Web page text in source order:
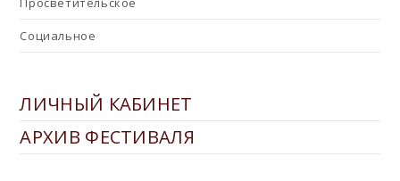
Социальное
ЛИЧНЫЙ КАБИНЕТ
АРХИВ ФЕСТИВАЛЯ